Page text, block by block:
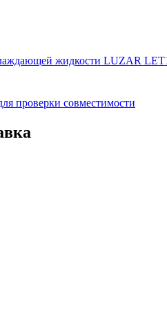
жидкости LUZAR
проверки совместимости